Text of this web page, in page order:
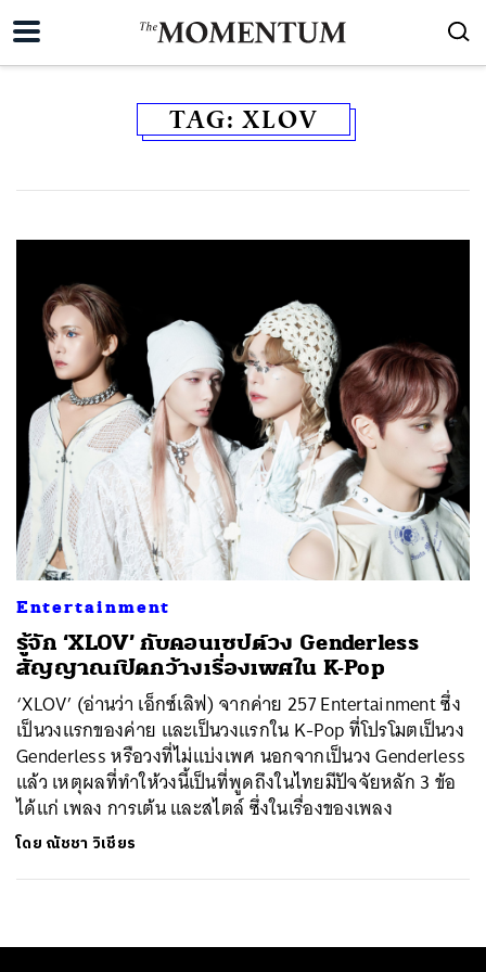
TAG:XLOV
Entertainment
รู้จัก ‘XLOV’ กับคอนเซปต์วง Genderless
สัญญาณเปิดกว้างเรื่องเพศใน K-Pop
‘XLOV’ (อ่านว่า เอ็กซ์เลิฟ) จากค่าย 257​ Entertainment​ ซึ่ง
เป็นวงแรกของค่าย และเป็นวงแรกใน K-Pop ที่โปรโมตเป็นวง
Genderless หรือวงที่ไม่แบ่งเพศ นอกจากเป็นวง Genderless
แล้ว เหตุผลที่ทำให้วงนี้เป็นที่พูดถึงในไทยมีปัจจัยหลัก 3 ข้อ
ได้แก่ เพลง การเต้น และสไตล์ ซึ่งในเรื่องของเพลง
โดย ณัชชา วิเชียร
ค้นหา
SHARE TWEET LINE EMAIL